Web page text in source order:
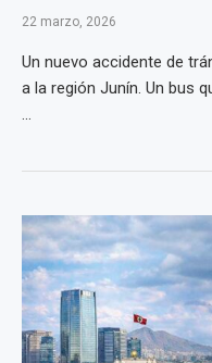
22 marzo, 2026
Un nuevo accidente de
a la región Junín. Un bus
...